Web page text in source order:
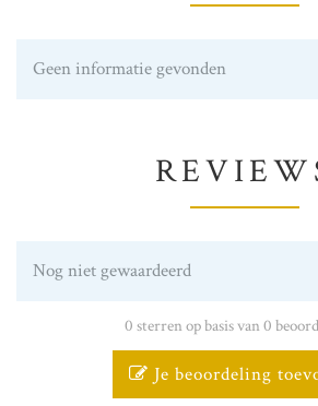
Geen informatie gevonden
Nog niet gewaardeerd
0 sterren op basis van 0
Je beoordeling